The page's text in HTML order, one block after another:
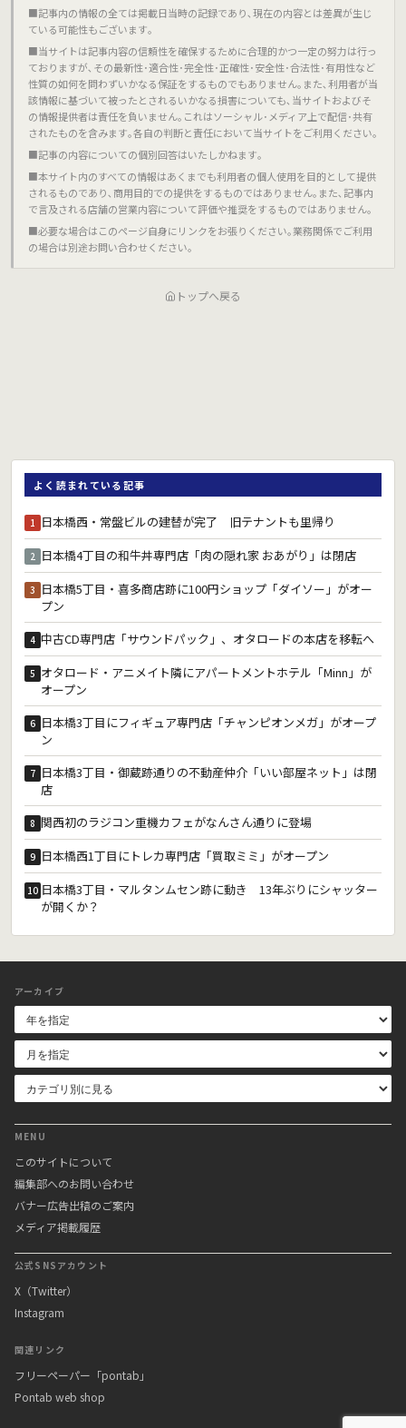
■記事内の情報の全ては掲載日当時の記録であり､現在の内容とは差異が生じ
ている可能性もございます｡
■当サイトは記事内容の信頼性を確保するために合理的かつ一定の努力は行っ
ておりますが､その最新性･適合性･完全性･正確性･安全性･合法性･有用性など
性質の如何を問わずいかなる保証をするものでもありません｡また､利用者が当
該情報に基づいて被ったとされるいかなる損害についても､当サイトおよびそ
の情報提供者は責任を負いません｡これはソーシャル･メディア上で配信･共有
されたものを含みます｡各自の判断と責任において当サイトをご利用ください｡
■記事の内容についての個別回答はいたしかねます｡
■本サイト内のすべての情報はあくまでも利用者の個人使用を目的として提供
されるものであり､商用目的での提供をするものではありません｡また､記事内
で言及される店舗の営業内容について評価や推奨をするものではありません｡
■必要な場合はこのページ自身にリンクをお張りください｡業務関係でご利用
の場合は別途お問い合わせください｡
トップへ戻る
よく読まれている記事
1 日本橋西・常盤ビルの建替が完了 旧テナントも里帰り
2 日本橋4丁目の和牛丼専門店「肉の隠れ家 おあがり」は閉店
3 日本橋5丁目・喜多商店跡に100円ショップ「ダイソー」がオー
プン
4 中古CD専門店「サウンドパック」、オタロードの本店を移転へ
5 オタロード・アニメイト隣にアパートメントホテル「Minn」が
オープン
6 日本橋3丁目にフィギュア専門店「チャンピオンメガ」がオープ
ン
7 日本橋3丁目・御蔵跡通りの不動産仲介「いい部屋ネット」は閉
店
8 関西初のラジコン重機カフェがなんさん通りに登場
9 日本橋西1丁目にトレカ専門店「買取ミミ」がオープン
10 日本橋3丁目・マルタンムセン跡に動き 13年ぶりにシャッター
が開くか？
アーカイブ
MENU
このサイトについて
編集部へのお問い合わせ
バナー広告出稿のご案内
メディア掲載履歴
公式SNSアカウント
X（Twitter）
Instagram
関連リンク
フリーペーパー「pontab」
Pontab web shop